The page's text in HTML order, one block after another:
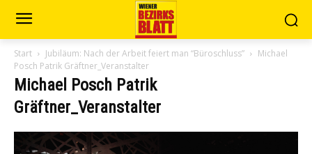
Start Jubiläum: Nach der Arbeit feiert man “Büroschluss”
Michael
Posch Patrik Gräftner_Veranstalter
Michael Posch Patrik
Gräftner_Veranstalter